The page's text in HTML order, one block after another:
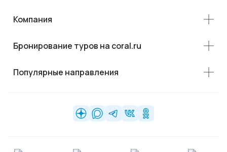
Компания
Бронирование туров на coral.ru
Популярные направления